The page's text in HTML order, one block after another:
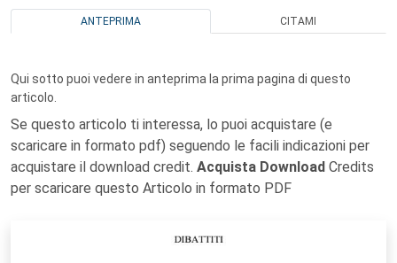
ANTEPRIMA CITAMI
Qui sotto puoi vedere in anteprima la prima pagina di questo
articolo.
Se questo articolo ti interessa, lo puoi acquistare (e
scaricare in formato pdf) seguendo le facili indicazioni per
acquistare il download credit. Acquista Download Credits
per scaricare questo Articolo in formato PDF